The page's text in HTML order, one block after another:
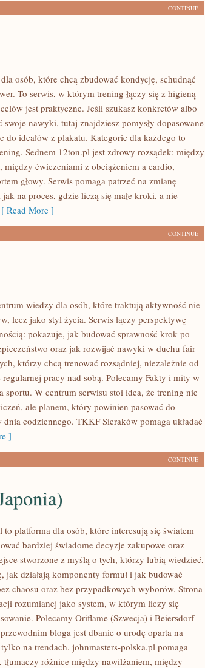
CONTINUE
osób, które chcą zbudować kondycję, schudnąć
To serwis, w którym trening łączy się z higieną
jest praktyczne. Jeśli szukasz konkretów albo
swoje nawyki, tutaj znajdziesz pomysły dopasowane
do ideałów z plakatu. Kategorie dla każdego to
Sednem 12ton.pl jest zdrowy rozsądek: między
między ćwiczeniami z obciążeniem a cardio,
głowy. Serwis pomaga patrzeć na zmianę
na proces, gdzie liczą się małe kroki, a nie
[ Read More ]
CONTINUE
wiedzy dla osób, które traktują aktywność nie
lecz jako styl życia. Serwis łączy perspektywę
pokazuje, jak budować sprawność krok po
oraz jak rozwijać nawyki w duchu fair
którzy chcą trenować rozsądniej, niezależnie od
regularnej pracy nad sobą. Polecamy Fakty i mity w
sportu. W centrum serwisu stoi idea, że trening nie
ale planem, który powinien pasować do
codziennego. TKKF Sieraków pomaga układać
]
CONTINUE
to platforma dla osób, które interesują się światem
bardziej świadome decyzje zakupowe oraz
stworzone z myślą o tych, którzy lubią wiedzieć,
jak działają komponenty formuł i jak budować
chaosu oraz bez przypadkowych wyborów. Strona
rozumianej jako system, w którym liczy się
Polecamy Oriflame (Szwecja) i Beiersdorf
bloga jest dbanie o urodę oparta na
na trendach. johnmasters-polska.pl pomaga
tłumaczy różnice między nawilżaniem, między